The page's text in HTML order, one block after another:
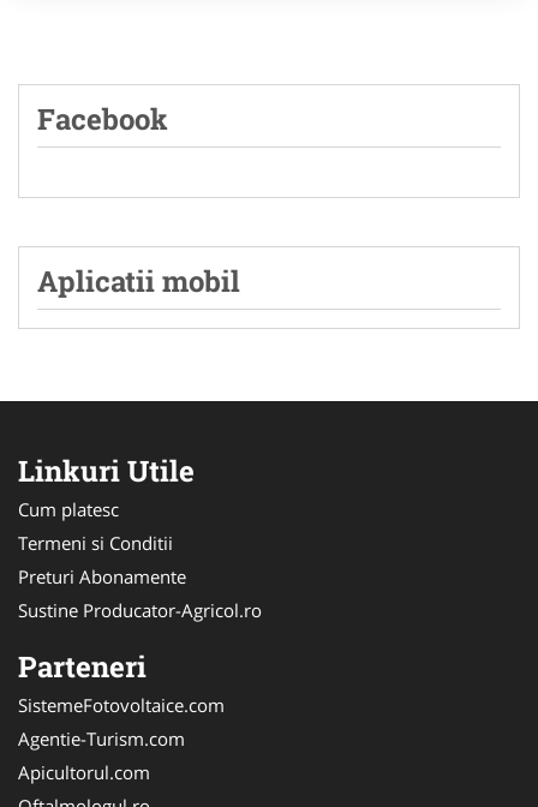
Facebook
Aplicatii mobil
Linkuri Utile
Cum platesc
Termeni si Conditii
Preturi Abonamente
Sustine Producator-Agricol.ro
Parteneri
SistemeFotovoltaice.com
Agentie-Turism.com
Apicultorul.com